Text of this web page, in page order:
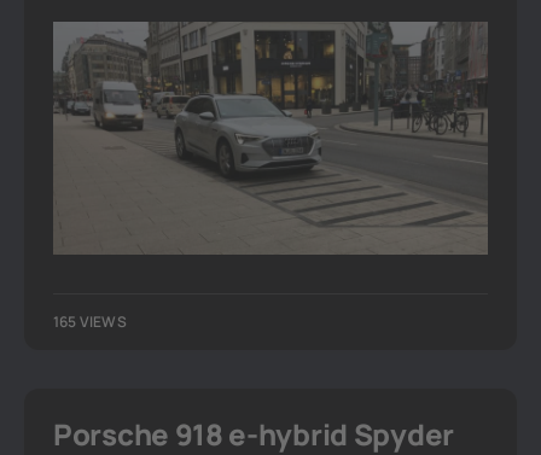
165 VIEWS
Porsche 918 e-hybrid Spyder